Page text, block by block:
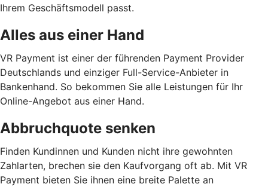
Ihrem Geschäftsmodell passt.
Alles aus einer Hand
VR Payment ist einer der führenden Payment Provider
Deutschlands und einziger Full-Service-Anbieter in
Bankenhand. So bekommen Sie alle Leistungen für Ihr
Online-Angebot aus einer Hand.
Abbruchquote senken
Finden Kundinnen und Kunden nicht ihre gewohnten
Zahlarten, brechen sie den Kaufvorgang oft ab. Mit VR
Payment bieten Sie ihnen eine breite Palette an